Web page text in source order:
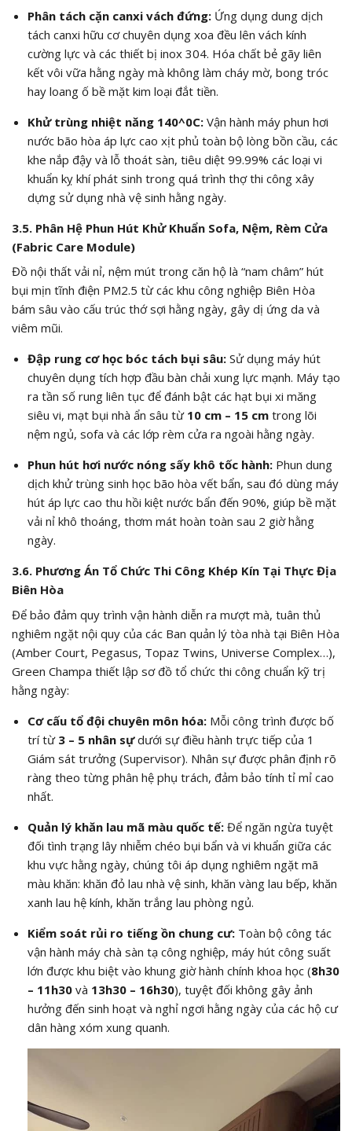
Phân tách cặn canxi vách đứng:Ứng dụng dung dịch
tách canxi hữu cơ chuyên dụng xoa đều lên vách kính
cường lực và các thiết bị inox 304. Hóa chất bẻ gãy liên
kết vôi vữa hằng ngày mà không làm cháy mờ, bong tróc
hay loang ố bề mặt kim loại đắt tiền.
Khử trùng nhiệt năng 140^0C:Vận hành máy phun hơi
nước bão hòa áp lực cao xịt phủ toàn bộ lòng bồn cầu, các
khe nắp đậy và lỗ thoát sàn, tiêu diệt 99.99% các loại vi
khuẩn kỵ khí phát sinh trong quá trình thợ thi công xây
dựng sử dụng nhà vệ sinh hằng ngày.
3.5. Phân Hệ Phun Hút Khử Khuẩn Sofa, Nệm, Rèm Cửa
(Fabric Care Module)
Đồ nội thất vải nỉ, nệm mút trong căn hộ là “nam châm” hút
bụi mịn tĩnh điện PM2.5 từ các khu công nghiệp Biên Hòa
bám sâu vào cấu trúc thớ sợi hằng ngày, gây dị ứng da và
viêm mũi.
Đập rung cơ học bóc tách bụi sâu:Sử dụng máy hút
chuyên dụng tích hợp đầu bàn chải xung lực mạnh. Máy tạo
ra tần số rung liên tục để đánh bật các hạt bụi xi măng
siêu vi, mạt bụi nhà ẩn sâu từ 10 cm – 15 cmtrong lõi
nệm ngủ, sofa và các lớp rèm cửa ra ngoài hằng ngày.
Phun hút hơi nước nóng sấy khô tốc hành:Phun dung
dịch khử trùng sinh học bão hòa vết bẩn, sau đó dùng máy
hút áp lực cao thu hồi kiệt nước bẩn đến 90%, giúp bề mặt
vải nỉ khô thoáng, thơm mát hoàn toàn sau 2 giờ hằng
ngày.
3.6. Phương Án Tổ Chức Thi Công Khép Kín Tại Thực Địa
Biên Hòa
Để bảo đảm quy trình vận hành diễn ra mượt mà, tuân thủ
nghiêm ngặt nội quy của các Ban quản lý tòa nhà tại Biên Hòa
(Amber Court, Pegasus, Topaz Twins, Universe Complex…),
Green Champa thiết lập sơ đồ tổ chức thi công chuẩn kỹ trị
hằng ngày:
Cơ cấu tổ đội chuyên môn hóa:Mỗi công trình được bố
trí từ 3 – 5 nhân sựdưới sự điều hành trực tiếp của 1
Giám sát trưởng (Supervisor). Nhân sự được phân định rõ
ràng theo từng phân hệ phụ trách, đảm bảo tính tỉ mỉ cao
nhất.
Quản lý khăn lau mã màu quốc tế:Để ngăn ngừa tuyệt
đối tình trạng lây nhiễm chéo bụi bẩn và vi khuẩn giữa các
khu vực hằng ngày, chúng tôi áp dụng nghiêm ngặt mã
màu khăn: khăn đỏ lau nhà vệ sinh, khăn vàng lau bếp, khăn
xanh lau hệ kính, khăn trắng lau phòng ngủ.
Kiểm soát rủi ro tiếng ồn chung cư:Toàn bộ công tác
vận hành máy chà sàn tạ công nghiệp, máy hút công suất
lớn được khu biệt vào khung giờ hành chính khoa học (8h30
– 11h30và 13h30 – 16h30), tuyệt đối không gây ảnh
hưởng đến sinh hoạt và nghỉ ngơi hằng ngày của các hộ cư
dân hàng xóm xung quanh.